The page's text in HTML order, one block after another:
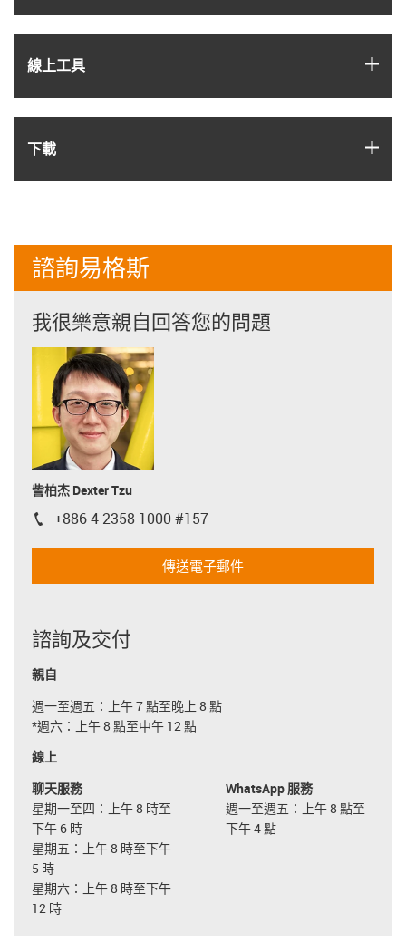
線上工具
下載
諮詢易格斯
我很樂意親自回答您的問題
訾柏杰 Dexter Tzu
igus-icon-phone
+886 4 2358 1000 #157
傳送電子郵件
諮詢及交付
親自
週一至週五：上午 7 點至晚上 8 點
*週六：上午 8 點至中午 12 點
線上
聊天服務
星期一至四：上午 8 時至
下午 6 時
星期五：上午 8 時至下午
5 時
星期六：上午 8 時至下午
12 時
WhatsApp 服務
週一至週五：上午 8 點至
下午 4 點